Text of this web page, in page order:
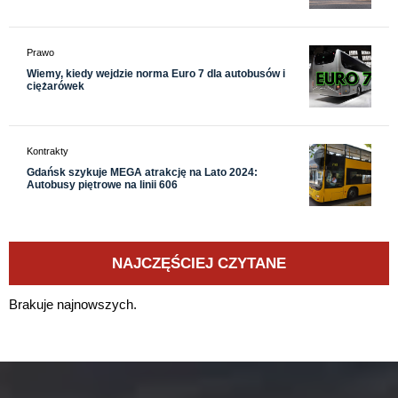
Prawo
Wiemy, kiedy wejdzie norma Euro 7 dla autobusów i
ciężarówek
Kontrakty
Gdańsk szykuje MEGA atrakcję na Lato 2024:
Autobusy piętrowe na linii 606
NAJCZĘŚCIEJ CZYTANE
Brakuje najnowszych.